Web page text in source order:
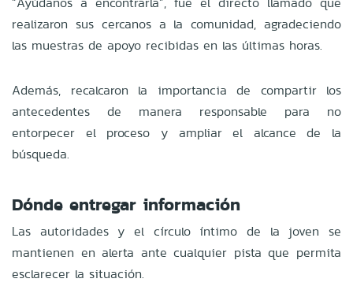
realizaron sus cercanos a la comunidad, agradeciendo
las muestras de apoyo recibidas en las últimas horas.
Además, recalcaron la importancia de compartir los
antecedentes de manera responsable para no
entorpecer el proceso y ampliar el alcance de la
búsqueda.
Dónde entregar información
Las autoridades y el círculo íntimo de la joven se
mantienen en alerta ante cualquier pista que permita
esclarecer la situación.